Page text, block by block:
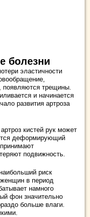
болезни
эластичности
появляются трещины.
и начинается
развития артроза
кистей рук может
деформирующий
подвижность.
риск
женщин в период
намного
фон значительно
больше влаги.